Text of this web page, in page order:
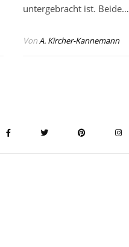
untergebracht ist. Beide…
VonA. Kircher-Kannemann